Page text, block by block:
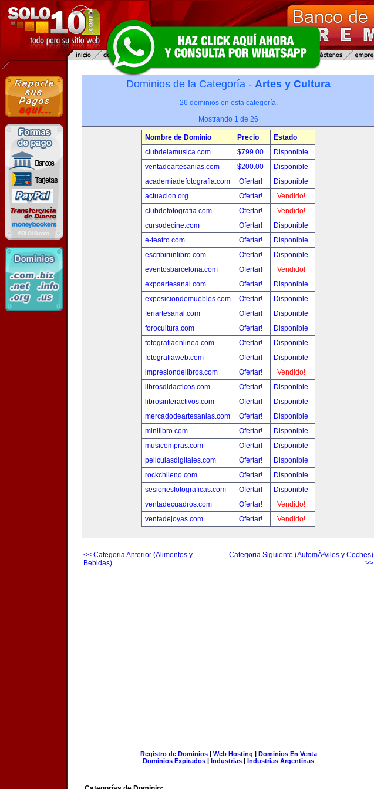
Dominios de la Categoría - Artes y Cultura
26 dominios en esta categoría.
Mostrando 1 de 26
Nombre de Dominio Precio
Estado
clubdelamusica.com
$799.00
Disponible
ventadeartesanias.com
$200.00
Disponible
academiadefotografia.com
Ofertar!
Disponible
actuacion.org
Ofertar!
Vendido!
clubdefotografia.com
Ofertar!
Vendido!
cursodecine.com
Ofertar!
Disponible
e-teatro.com
Ofertar!
Disponible
escribirunlibro.com
Ofertar!
Disponible
eventosbarcelona.com
Ofertar!
Vendido!
expoartesanal.com
Ofertar!
Disponible
exposiciondemuebles.com
Ofertar!
Disponible
feriartesanal.com
Ofertar!
Disponible
forocultura.com
Ofertar!
Disponible
fotografiaenlinea.com
Ofertar!
Disponible
fotografiaweb.com
Ofertar!
Disponible
impresiondelibros.com
Ofertar!
Vendido!
librosdidacticos.com
Ofertar!
Disponible
librosinteractivos.com
Ofertar!
Disponible
mercadodeartesanias.com
Ofertar!
Disponible
minilibro.com
Ofertar!
Disponible
musicompras.com
Ofertar!
Disponible
peliculasdigitales.com
Ofertar!
Disponible
rockchileno.com
Ofertar!
Disponible
sesionesfotograficas.com
Ofertar!
Disponible
ventadecuadros.com
Ofertar!
Vendido!
ventadejoyas.com
Ofertar! Vendido!
<< Categoria Anterior (Alimentos y
Bebidas)
Categoria Siguiente (AutomÃ³viles y Coches)
>>
Registro de Dominios| Web Hosting | Dominios En Venta
Dominios Expirados | Industrias | Industrias Argentinas